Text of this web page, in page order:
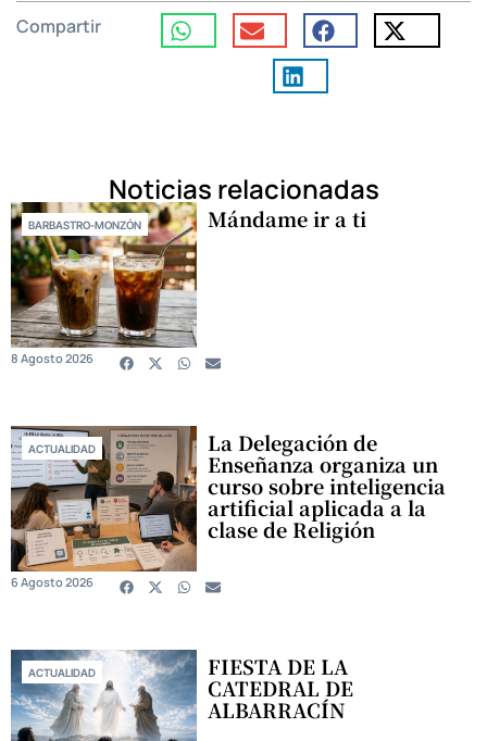
Compartir
Noticias relacionadas
BARBASTRO-MONZÓN Mándame ir a ti
8 Agosto 2026
ACTUALIDAD La Delegación de
Enseñanza organiza un
curso sobre inteligencia
artificial aplicada a la
clase de Religión
6 Agosto 2026
ACTUALIDAD FIESTA DE LA
CATEDRAL DE
ALBARRACÍN